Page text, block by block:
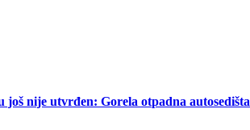
nije utvrđen: Gorela otpadna autosedišta